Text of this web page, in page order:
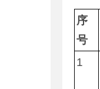
序
号
1